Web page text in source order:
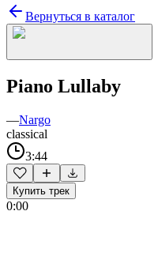
Вернуться в каталог
Piano Lullaby
—Nargo
classical
3:44
Купить трек
0:00